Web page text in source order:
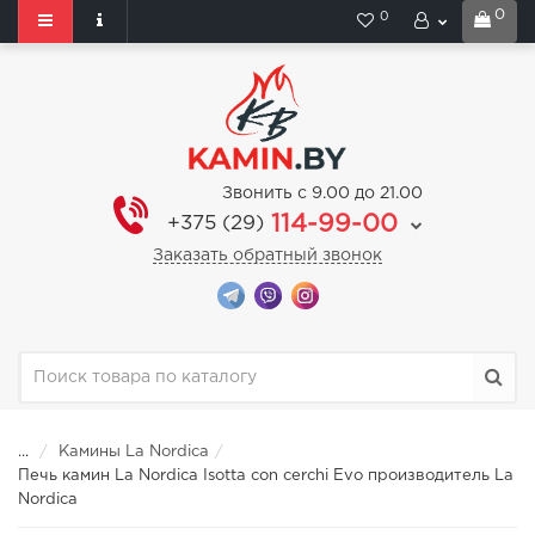
0
0
Звонить с 9.00 до 21.00
+375 (29) 114-99-00
Заказать обратный звонок
...
Камины La Nordica
Печь камин La Nordica Isotta con cerchi Evo производитель La
Nordica